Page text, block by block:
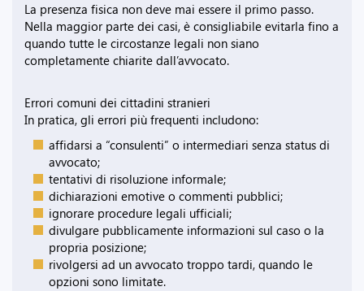
La presenza fisica non deve mai essere il primo passo.
Nella maggior parte dei casi, è consigliabile evitarla fino a
quando tutte le circostanze legali non siano
completamente chiarite dall’avvocato.
Errori comuni dei cittadini stranieri
In pratica, gli errori più frequenti includono:
affidarsi a “consulenti” o intermediari senza status di
avvocato;
tentativi di risoluzione informale;
dichiarazioni emotive o commenti pubblici;
ignorare procedure legali ufficiali;
divulgare pubblicamente informazioni sul caso o la
propria posizione;
rivolgersi ad un avvocato troppo tardi, quando le
opzioni sono limitate.